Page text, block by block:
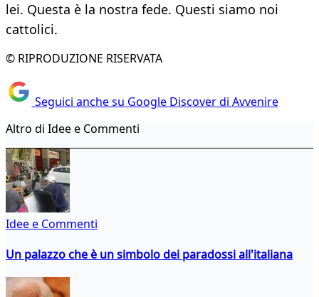
lei. Questa è la nostra fede. Questi siamo noi
cattolici.
© RIPRODUZIONE RISERVATA
Seguici anche su Google Discover di Avvenire
Altro di Idee e Commenti
Idee e Commenti
Un palazzo che è un simbolo dei paradossi all'italiana